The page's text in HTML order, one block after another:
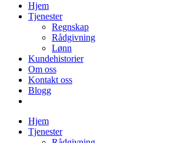
Hjem
Tjenester
Regnskap
Rådgivning
Lønn
Kundehistorier
Om oss
Kontakt oss
Blogg
Hjem
Tjenester